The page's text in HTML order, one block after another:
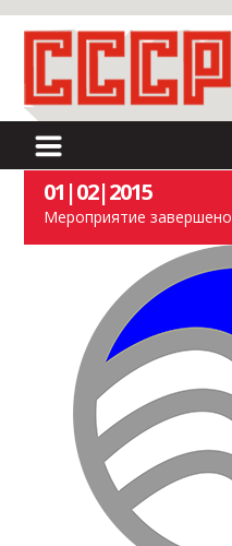
01|02|2015
Мероприятие завершено